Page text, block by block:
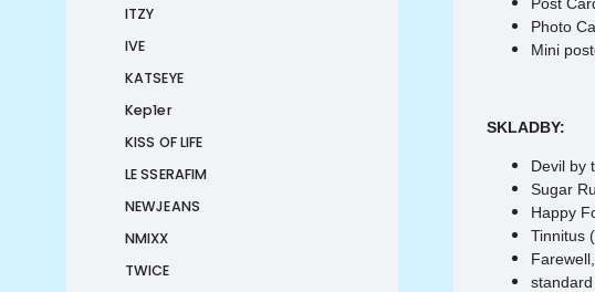
ITZY
IVE
KATSEYE
Kep1er
KISS OF LIFE
LE SSERAFIM
NEWJEANS
NMIXX
TWICE
Photo
Mini
SKLADBY:
Devil by
Sugar
Happy
Tinnitus